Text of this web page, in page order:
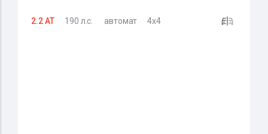
2.2 AT 190 л.с. автомат 4x4